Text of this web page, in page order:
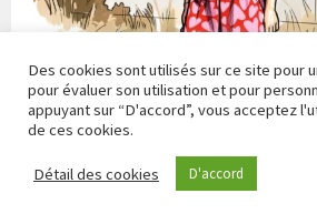
Des cookies sont utilisés sur ce site pour
pour évaluer son utilisation et pour
appuyant sur “D'accord”, vous acceptez
de ces cookies.
Détail des cookies D'accord